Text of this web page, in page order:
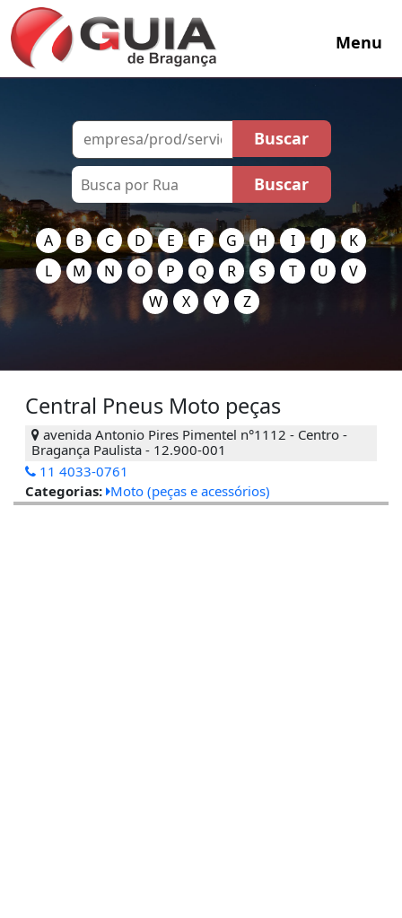
Menu
A B C D E F G H I J
K
L
M N O P Q R S T U
V
W
X Y Z
Central Pneus Moto peças
avenida Antonio Pires Pimentel n°1112 - Centro -
Bragança Paulista - 12.900-001
11 4033-0761
Categorias: Moto (peças e acessórios)